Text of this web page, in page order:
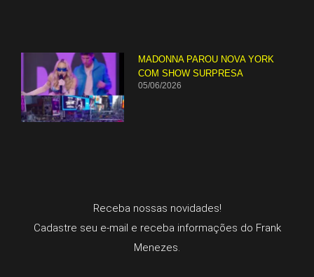
MADONNA PAROU NOVA YORK
COM SHOW SURPRESA
05/06/2026
Receba nossas novidades!
Cadastre seu e-mail e receba informações do Frank
Menezes.